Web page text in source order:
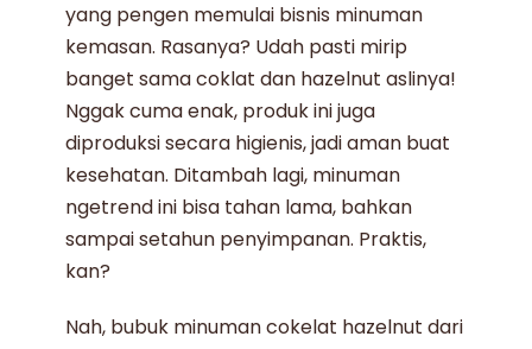
yang pengen memulai bisnis minuman
kemasan. Rasanya? Udah pasti mirip
banget samacoklat dan hazelnut aslinya!
Nggak cuma enak, produk ini juga
diproduksi secara higienis, jadi aman buat
kesehatan. Ditambah lagi, minuman
ngetrend ini bisa tahan lama, bahkan
sampai setahun penyimpanan. Praktis,
kan?
Nah, bubuk minumancokelat hazelnut dari